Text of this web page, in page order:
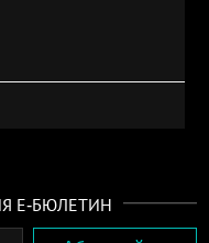
Е-БЮЛЕТИН